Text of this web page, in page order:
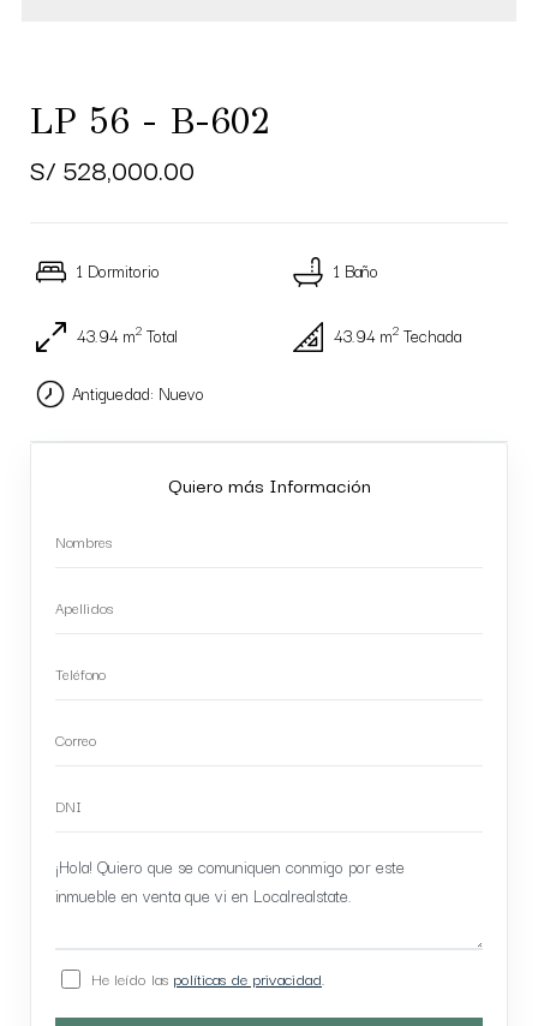
LP 56 - B-602
S/ 528,000.00
1 Dormitorio 1 Baño
43.94 m2 Total 43.94 m2 Techada
Antiguedad: Nuevo
Quiero más Información
He leído las políticas de privacidad